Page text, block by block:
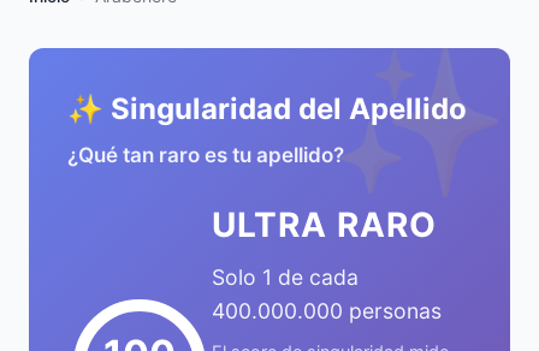
✨
✨ Singularidad del Apellido
¿Qué tan raro es tu apellido?
ULTRA RARO
Solo 1 de cada
400.000.000 personas